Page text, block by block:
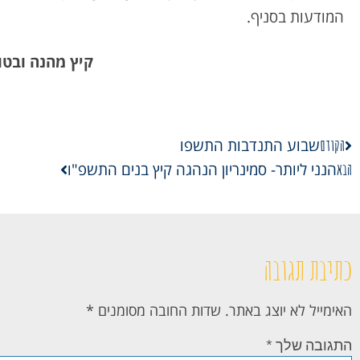
המודעות בסניף.
קיץ מהנה
הקודםשבוע התנדבות התשפו
הבאהנני ליותר- סמינריון הנהגה קיץ בנים התשפ"ו
כתיבת תגובה
האימייל לא יוצג באתר. שדות החובה מסומנים *
התגובה שלך *